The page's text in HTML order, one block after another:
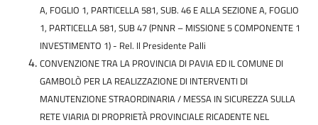
A, FOGLIO 1, PARTICELLA 581, SUB. 46 E ALLA SEZIONE A, FOGLIO
1, PARTICELLA 581, SUB 47 (PNNR – MISSIONE 5 COMPONENTE 1
INVESTIMENTO 1) - Rel. Il Presidente Palli
CONVENZIONE TRA LA PROVINCIA DI PAVIA ED IL COMUNE DI
GAMBOLÒ PER LA REALIZZAZIONE DI INTERVENTI DI
MANUTENZIONE STRAORDINARIA / MESSA IN SICUREZZA SULLA
RETE VIARIA DI PROPRIETÀ PROVINCIALE RICADENTE NEL